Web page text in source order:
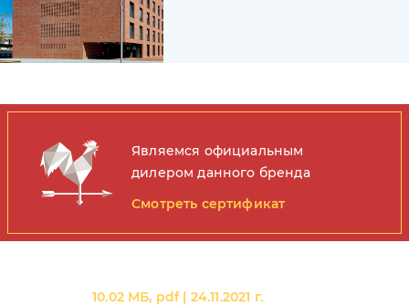
Являемся официальным
дилером данного бренда
Смотреть сертификат
10.02 МБ, pdf | 24.11.2021 г.